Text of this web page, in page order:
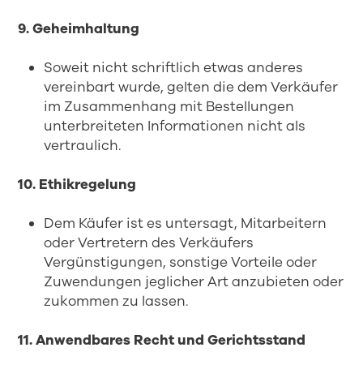
9. Geheimhaltung
Soweit nicht schriftlich etwas anderes
vereinbart wurde, gelten die dem Verkäufer
im Zusammenhang mit Bestellungen
unterbreiteten Informationen nicht als
vertraulich.
10. Ethikregelung
Dem Käufer ist es untersagt, Mitarbeitern
oder Vertretern des Verkäufers
Vergünstigungen, sonstige Vorteile oder
Zuwendungen jeglicher Art anzubieten oder
zukommen zu lassen.
11. Anwendbares Recht und Gerichtsstand